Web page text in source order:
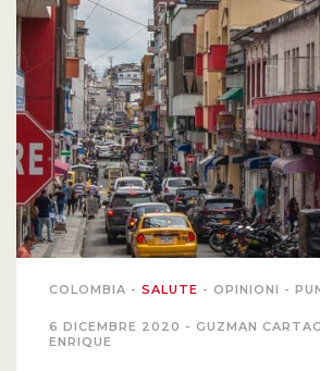
COLOMBIA - SALUTE - OPINIONI -
6 DICEMBRE 2020 - GUZMAN
ENRIQUE